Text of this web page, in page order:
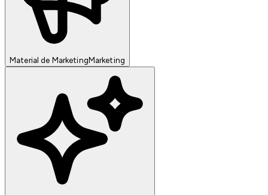
Material de MarketingMarketing